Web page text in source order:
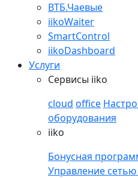
ВТБ.Чаевые
iikoWaiter
SmartControl
iikoDashboard
Услуги
Сервисы iiko
cloud office
оборудования
iiko
Бонусная
Управление сетью